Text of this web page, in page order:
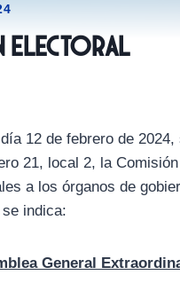
Electoral
12 de febrero de
21, local 2, la
a los órganos de
indica:
General